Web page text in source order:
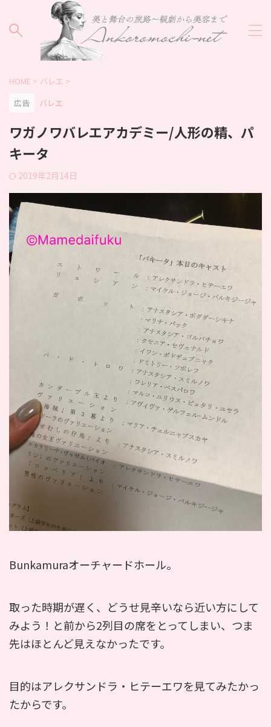
HOME > バレエ >
広告
バレエ
ワガノワバレエアカデミー/人形の精、パ
キータ
2019年2月14日
Bunkamuraオーチャードホール。
取った時期が遅く、どうせ見辛いなら近い方にして
みよう！と前から2列目の席をとってしまい、つま
先はほとんど見えなかったです。
目的はアレクサンドラ・ヒテーエワを見てみたかっ
たからです。